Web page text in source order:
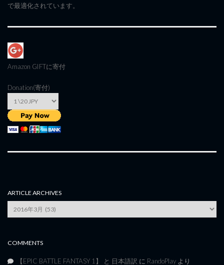
で最適化されています。
Amazon GIFTに寄付
Donation(寄付)
ARTICLE ARCHIVES
Article
Archives
COMMENTS
【EPIC BATTLE FANTASY 1】 と 日本語訳 に RandoPlay より